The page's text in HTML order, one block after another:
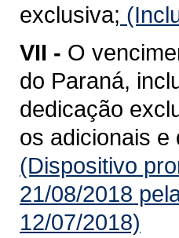
exclusiva;
VII - O
do Paraná,
dedicação
os adicionais e
(Dispositivo
21/08/2018
12/07/2018)